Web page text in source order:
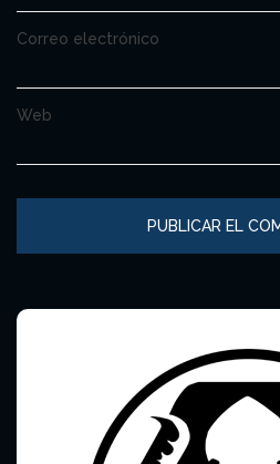
Correo electrónico
Web